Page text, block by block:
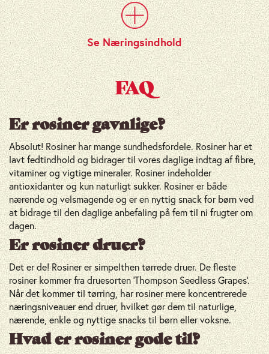
Se Næringsindhold
Energi (kcal)316 kcal
Energi (kJ)1322 kJ
Fedt0,7 g
Heraf mættet fedt0 g
Kulhydrater76,9 g
Heraf sukkerarter71,4 g
Kostfibre5,8 g
Protein3,0 g
Salt0,02 g
FAQ
Er rosiner gavnlige?
Absolut! Rosiner har mange sundhedsfordele. Rosiner har et
lavt fedtindhold og bidrager til vores daglige indtag af fibre,
vitaminer og vigtige mineraler. Rosiner indeholder
antioxidanter og kun naturligt sukker. Rosiner er både
nærende og velsmagende og er en nyttig snack for børn ved
at bidrage til den daglige anbefaling på fem til ni frugter om
dagen.
Er rosiner druer?
Det er de! Rosiner er simpelthen tørrede druer. De fleste
rosiner kommer fra druesorten ‘Thompson Seedless Grapes’.
Når det kommer til tørring, har rosiner mere koncentrerede
næringsniveauer end druer, hvilket gør dem til naturlige,
nærende, enkle og nyttige snacks til børn eller voksne.
Hvad er rosiner gode til?